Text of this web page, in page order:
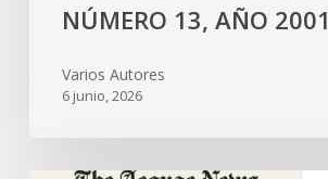
NÚMERO 13, AÑO 2001
Varios Autores
6 junio, 2026